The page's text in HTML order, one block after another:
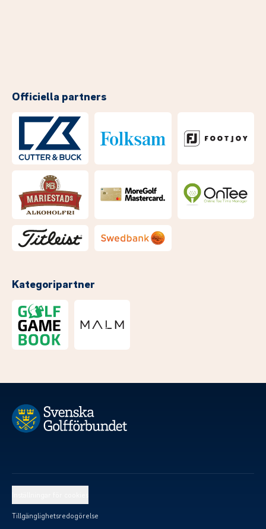
Officiella partners
Kategoripartner
Tillgänglighetsredogörelse